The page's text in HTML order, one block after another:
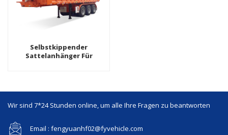
Selbstkippender
Sattelanhänger Für
Wir sind 7*24 Stunden online, um alle Ihre Fragen zu beantworten
Email : fengyuanhf02@fyvehicle.com